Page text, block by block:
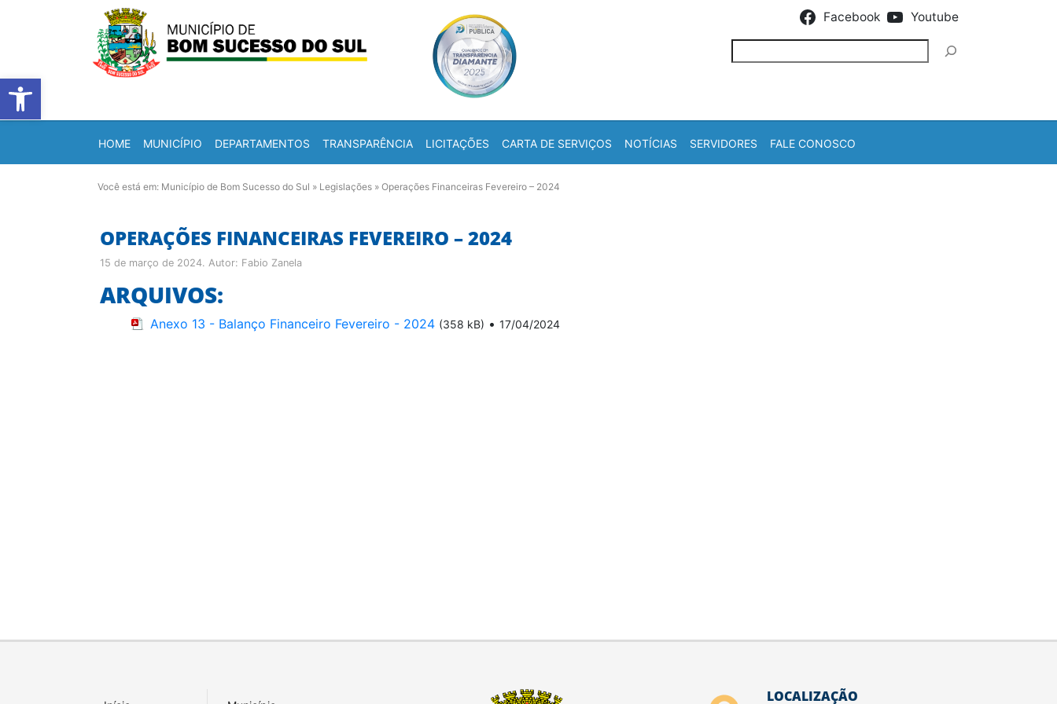
Barra de Ferramentas Aberta
Facebook Youtube
HOME MUNICÍPIO DEPARTAMENTOS TRANSPARÊNCIA LICITAÇÕES CARTA DE SERVIÇOS NOTÍCIAS SERVIDORES FALE CONOSCO
Você está em: Município de Bom Sucesso do Sul » Legislações » Operações Financeiras Fevereiro – 2024
OPERAÇÕES FINANCEIRAS FEVEREIRO – 2024
15 de março de 2024. Autor: Fabio Zanela
ARQUIVOS:
Anexo 13 - Balanço Financeiro Fevereiro - 2024 (358 kB) • 17/04/2024
LOCALIZAÇÃO